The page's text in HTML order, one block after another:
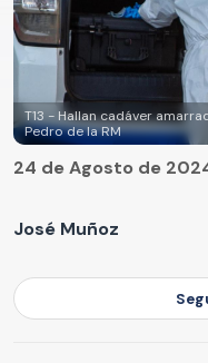
T13 - Hallan cadáver
Pedro de la RM
José Muñoz
24 de Agosto de